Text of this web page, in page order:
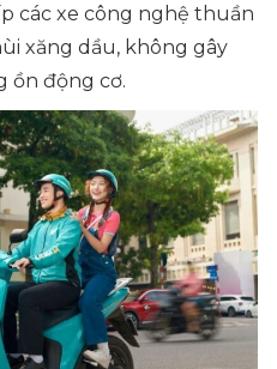
các xe công nghệ thuần
xăng dầu, không gây
ồn động cơ.